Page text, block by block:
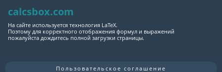
calcsbox.com
На сайте используется технология LaTeX.
Поэтому для корректного отображения формул и выражений
пожалуйста дождитесь полной загрузки страницы.
Пользовательское соглашение